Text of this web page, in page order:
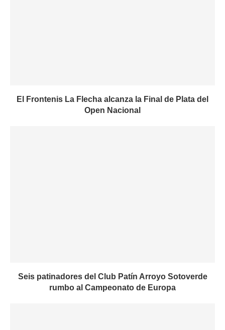
El Frontenis La Flecha alcanza la Final de Plata del
Open Nacional
Seis patinadores del Club Patín Arroyo Sotoverde
rumbo al Campeonato de Europa